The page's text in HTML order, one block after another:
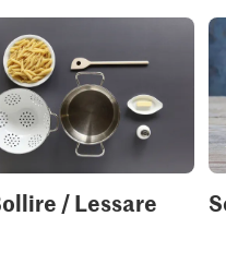
/ Lessare